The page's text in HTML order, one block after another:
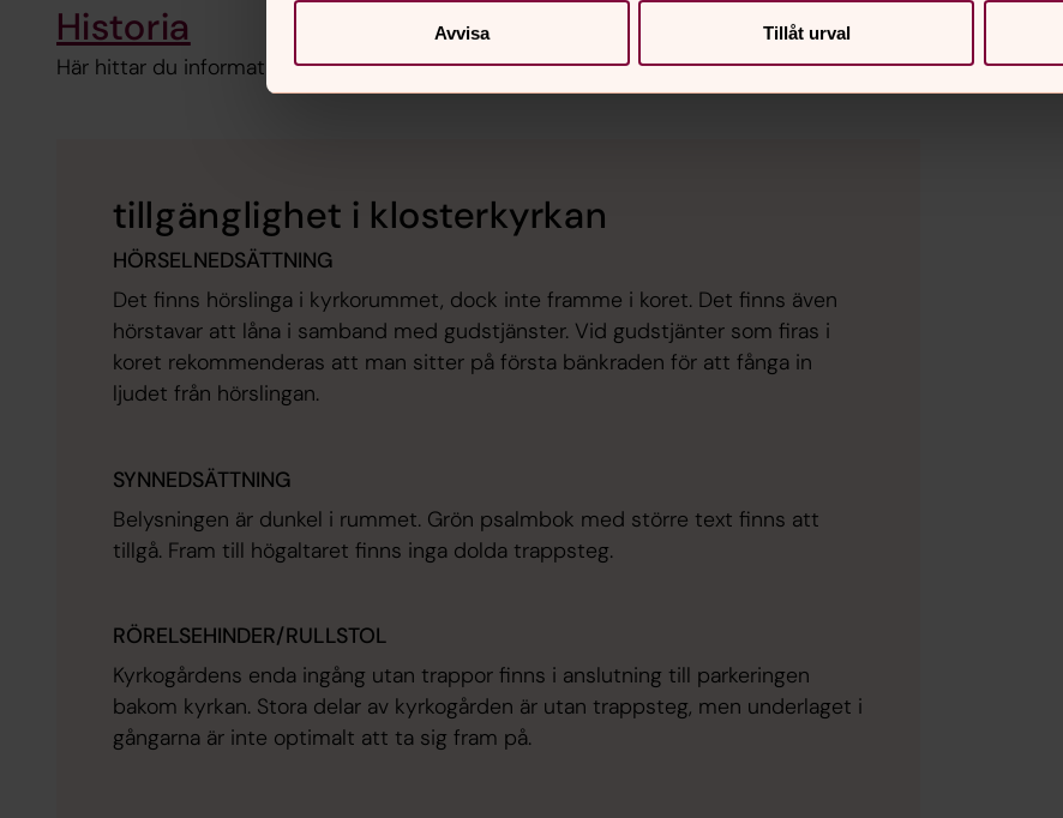
Avvisa Tillåt urval
Historia
Här hittar du information om kyrkans historia.
Saint Peter's
Information in English
tillgänglighet i klosterkyrkan
HÖRSELNEDSÄTTNING
Det finns hörslinga i kyrkorummet, dock inte framme i koret. Det finns även
hörstavar att låna i samband med gudstjänster. Vid gudstjänter som firas i
koret rekommenderas att man sitter på första bänkraden för att fånga in
ljudet från hörslingan.
SYNNEDSÄTTNING
Belysningen är dunkel i rummet. Grön psalmbok med större text finns att
tillgå. Fram till högaltaret finns inga dolda trappsteg.
RÖRELSEHINDER/RULLSTOL
Kyrkogårdens enda ingång utan trappor finns i anslutning till parkeringen
bakom kyrkan. Stora delar av kyrkogården är utan trappsteg, men underlaget i
gångarna är inte optimalt att ta sig fram på.